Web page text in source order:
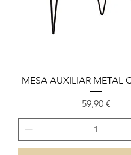
MESA AUXILIAR METAL
Precio
59,90 €